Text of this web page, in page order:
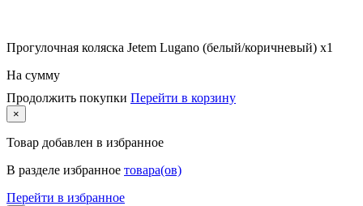
Прогулочная коляска Jetem Lugano (белый/коричневый) x1
На сумму
Продолжить покупки Перейти в корзину
×
Товар добавлен в избранное
В разделе избранное товара(ов)
Перейти в избранное